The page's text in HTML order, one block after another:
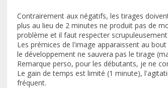
Contrairement aux négatifs, les tirages
plus au lieu de 2 minutes ne produit pas de
problème et il faut respecter
Les prémices de l'image apparaissent au
le développement ne sauvera pas le tirage
Remarque perso, pour les débutants, je ne
Le gain de temps est limité (1 minute),
fréquent.